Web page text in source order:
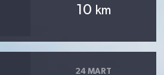
10 km
24 MART